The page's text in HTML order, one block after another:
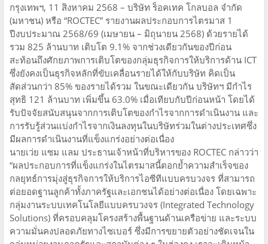
กรุงเทพฯ, 11 สิงหาคม 2568 – บริษัท ร็อคเทค โกลบอล จำกัด
(มหาชน) หรือ “ROCTEC” รายงานผลประกอบการไตรมาส 1
ปีงบประมาณ 2568/69 (เมษายน – มิถุนายน 2568) ด้วยรายได้
รวม 825 ล้านบาท เติบโต 9.1% จากช่วงเดียวกันของปีก่อน
สะท้อนถึงศักยภาพการเติบโตของกลุ่มธุรกิจการให้บริการด้าน ICT
ซึ่งยังคงเป็นธุรกิจหลักที่ขับเคลื่อนรายได้ให้กับบริษัท คิดเป็น
สัดส่วนกว่า 85% ของรายได้รวม ในขณะเดียวกัน บริษัทฯ มีกำไร
สุทธิ 121 ล้านบาท เพิ่มขึ้น 63.0% เมื่อเทียบกับปีก่อนหน้า โดยได้
รับปัจจัยสนับสนุนจากการเติบโตของกำไรจากการดำเนินงาน และ
การรับรู้ส่วนแบ่งกำไรจากเงินลงทุนในบริษัทร่วมในต่างประเทศซึ่ง
มีผลการดำเนินงานที่แข็งแกร่งอย่างต่อเนื่อง
นายเว่ย แซม แลม ประธานเจ้าหน้าที่บริหารของ ROCTEC กล่าวว่า
“ผลประกอบการที่แข็งแกร่งในไตรมาสนี้ตอกย้ำความสำเร็จของ
กลยุทธ์การมุ่งสู่ธุรกิจการให้บริการไอซีทีแบบครบวงจร ที่สามารถ
ต่อยอดฐานลูกค้าทั้งภาครัฐและเอกชนได้อย่างต่อเนื่อง โดยเฉพาะ
กลุ่มงานระบบเทคโนโลยีแบบครบวงจร (Integrated Technology
Solutions) ที่ครอบคลุมโครงสร้างพื้นฐานด้านเครือข่าย และระบบ
ความมั่นคงปลอดภัยทางไซเบอร์ ซึ่งมีการขยายตัวอย่างชัดเจนใน